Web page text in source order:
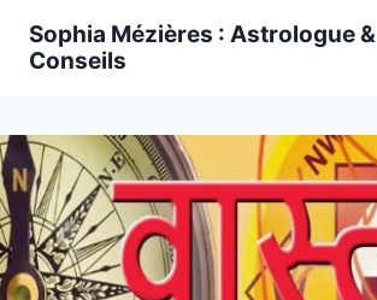
Sophia Mézières : Astrologue &
Conseils